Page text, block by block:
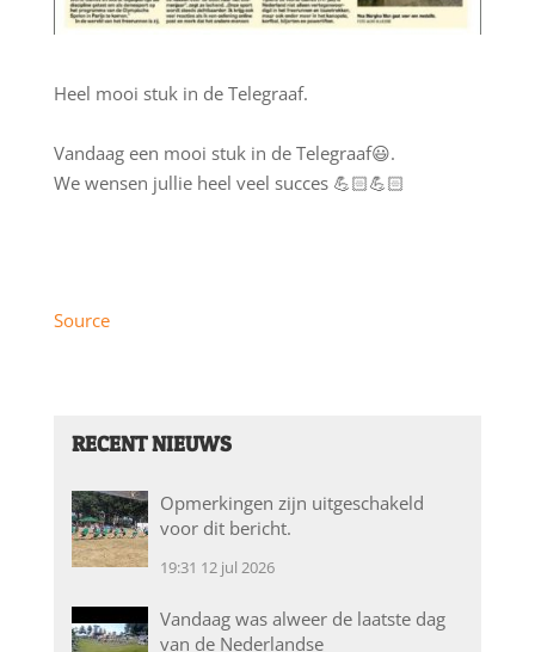
Heel mooi stuk in de Telegraaf.
Vandaag een mooi stuk in de Telegraaf😃.
We wensen jullie heel veel succes 💪🏻💪🏻
Source
RECENT NIEUWS
Opmerkingen zijn uitgeschakeld
voor dit bericht.
19:31 12 jul 2026
Vandaag was alweer de laatste dag
van de Nederlandse